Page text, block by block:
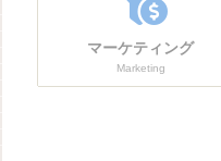
マーケティング
Marketing